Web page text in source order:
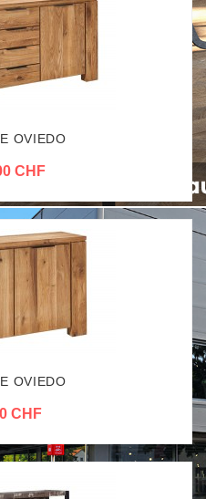
OVIEDO
CHF
OVIEDO
CHF